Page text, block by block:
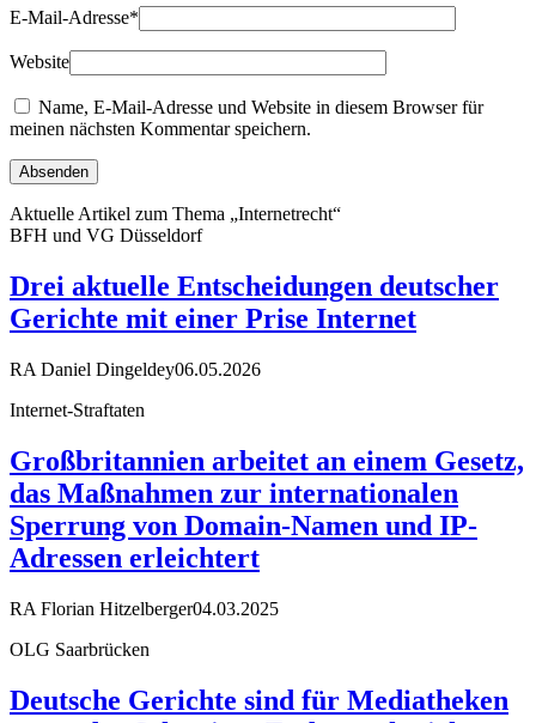
E-Mail-Adresse*
Website
Name, E-Mail-Adresse und Website in diesem Browser für
meinen nächsten Kommentar speichern.
Aktuelle Artikel zum Thema „Internetrecht“
BFH und VG Düsseldorf
Drei aktuelle Entscheidungen deutscher
Gerichte mit einer Prise Internet
RA Daniel Dingeldey06.05.2026
Internet-Straftaten
Großbritannien arbeitet an einem Gesetz,
das Maßnahmen zur internationalen
Sperrung von Domain-Namen und IP-
Adressen erleichtert
RA Florian Hitzelberger04.03.2025
OLG Saarbrücken
Deutsche Gerichte sind für Mediatheken